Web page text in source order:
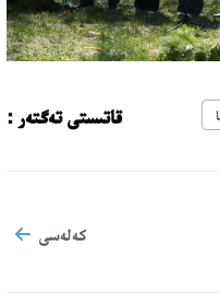
قاتىستى تەگتەر :
كەلەسى